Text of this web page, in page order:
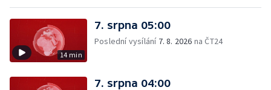
14 min
7. srpna 05:00
Poslední vysílání 7. 8. 2026 na ČT24
7. srpna 04:00